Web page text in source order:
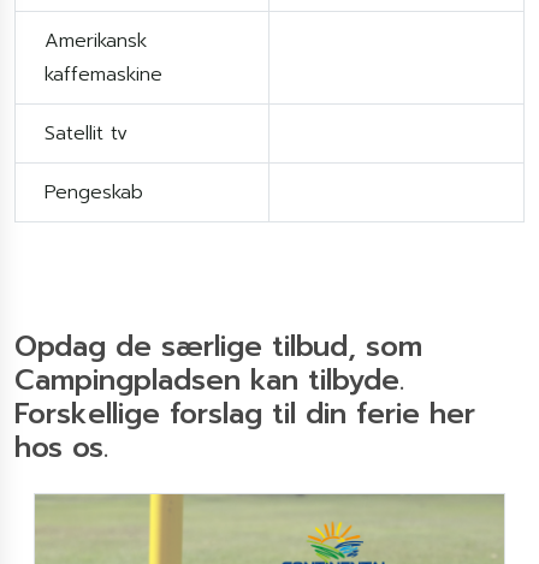
Amerikansk
kaffemaskine
Satellit tv
Pengeskab
Opdag de særlige tilbud, som
Campingpladsen kan tilbyde.
Forskellige forslag til din ferie her
hos os.